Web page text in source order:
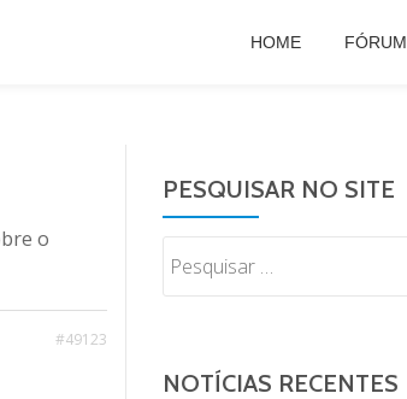
HOME FÓRUM
o
#49123
PESQUISAR NO SITE
NOTÍCIAS RECENTES